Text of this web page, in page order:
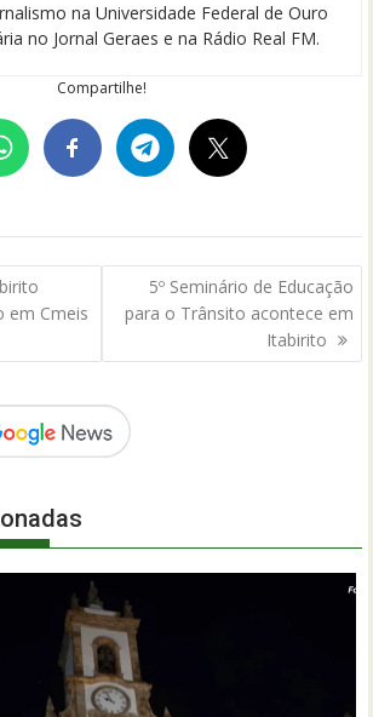
na Universidade Federal de Ouro
no Jornal Geraes e na Rádio Real FM.
Compartilhe!
em Cmeis
5º Seminário de Educação
para o Trânsito acontece em
Itabirito